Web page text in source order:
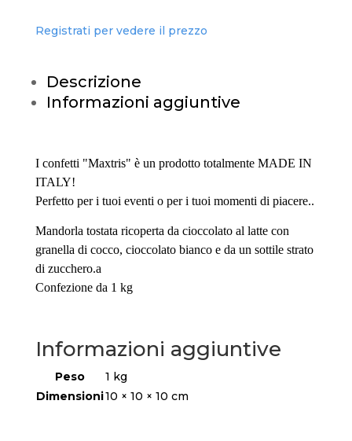
Registrati per vedere il prezzo
Descrizione
Informazioni aggiuntive
I confetti "Maxtris" è un prodotto totalmente MADE IN
ITALY!
Perfetto per i tuoi eventi o per i tuoi momenti di piacere..
Mandorla tostata ricoperta da cioccolato al latte con
granella di cocco, cioccolato bianco e da un sottile strato
di zucchero.a
Confezione da 1 kg
Informazioni aggiuntive
Peso
1 kg
Dimensioni10 × 10 × 10 cm